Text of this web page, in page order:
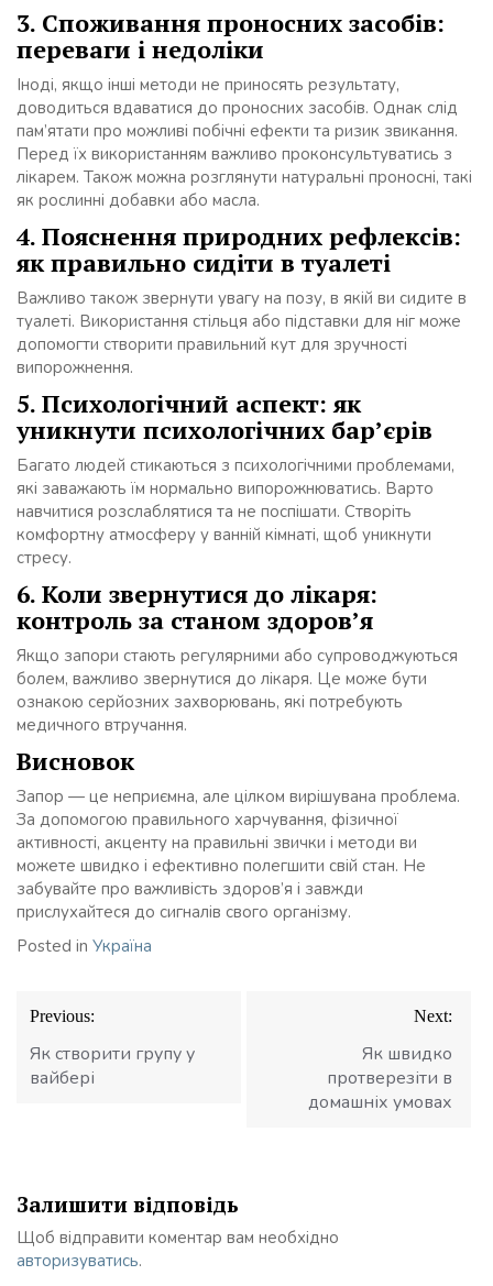
3. Споживання проносних засобів:
переваги і недоліки
Іноді, якщо інші методи не приносять результату,
доводиться вдаватися до проносних засобів. Однак слід
пам’ятати про можливі побічні ефекти та ризик звикання.
Перед їх використанням важливо проконсультуватись з
лікарем. Також можна розглянути натуральні проносні, такі
як рослинні добавки або масла.
4. Пояснення природних рефлексів:
як правильно сидіти в туалеті
Важливо також звернути увагу на позу, в якій ви сидите в
туалеті. Використання стільця або підставки для ніг може
допомогти створити правильний кут для зручності
випорожнення.
5. Психологічний аспект: як
уникнути психологічних бар’єрів
Багато людей стикаються з психологічними проблемами,
які заважають їм нормально випорожнюватись. Варто
навчитися розслаблятися та не поспішати. Створіть
комфортну атмосферу у ванній кімнаті, щоб уникнути
стресу.
6. Коли звернутися до лікаря:
контроль за станом здоров’я
Якщо запори стають регулярними або супроводжуються
болем, важливо звернутися до лікаря. Це може бути
ознакою серйозних захворювань, які потребують
медичного втручання.
Висновок
Запор — це неприємна, але цілком вирішувана проблема.
За допомогою правильного харчування, фізичної
активності, акценту на правильні звички і методи ви
можете швидко і ефективно полегшити свій стан. Не
забувайте про важливість здоров’я і завжди
прислухайтеся до сигналів свого організму.
Posted in Україна
Навігація
записів
Previous:
Як створити групу у
вайбері
Next:
Як швидко
протверезіти в
домашніх умовах
Залишити відповідь
Щоб відправити коментар вам необхідно
авторизуватись.